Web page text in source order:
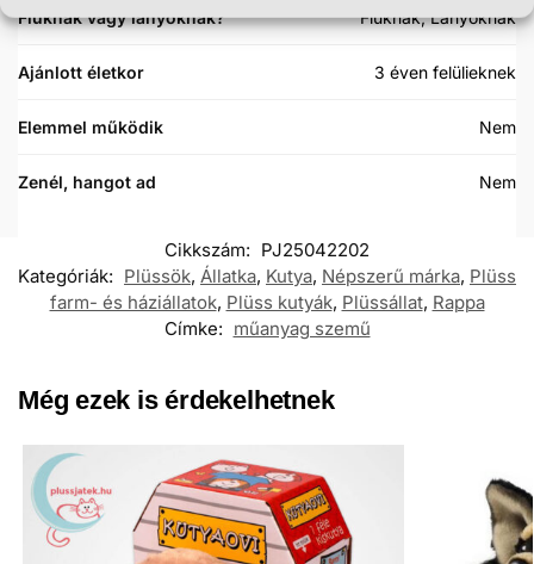
Fiúknak vagy lányoknak? Fiúknak, Lányoknak
Ajánlott életkor 3 éven felülieknek
Elemmel működik Nem
Zenél, hangot ad Nem
Cikkszám: PJ25042202
Kategóriák: Plüssök, Állatka, Kutya, Népszerű márka, Plüss
farm- és háziállatok​, Plüss kutyák, Plüssállat, Rappa
Címke: műanyag szemű
Még ezek is érdekelhetnek